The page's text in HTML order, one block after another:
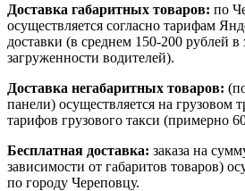
Доставка габаритных товаров: по
осуществляется согласно тарифам
доставки (в среднем 150-200 рублей в
загруженности водителей).
Доставка негабаритных товаров:
панели) осуществляется на грузовом
тарифов грузового такси (примерно
Бесплатная доставка: заказа на
зависимости от габаритов товаров)
по городу Череповцу.